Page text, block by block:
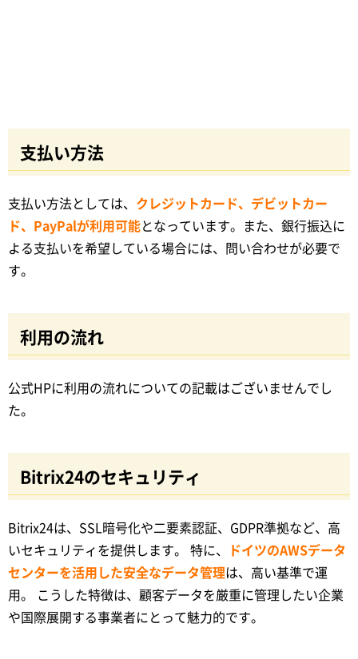
支払い方法
支払い方法としては、 クレジットカード、デビットカー
ド、PayPalが利用可能となっています。また、銀行振込に
よる支払いを希望している場合には、問い合わせが必要で
す。
利用の流れ
公式HPに利用の流れについての記載はございませんでし
た。
Bitrix24のセキュリティ
Bitrix24は、SSL暗号化や二要素認証、GDPR準拠など、高
いセキュリティを提供します。 特に、
ドイツのAWSデータ
センターを活用した安全なデータ管理は、高い基準で運
用。 こうした特徴は、顧客データを厳重に管理したい企業
や国際展開する事業者にとって魅力的です。